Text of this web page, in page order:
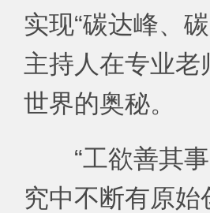
实现“碳达峰、
主持人在专业
世界的奥秘。
“工欲善其
究中不断有原